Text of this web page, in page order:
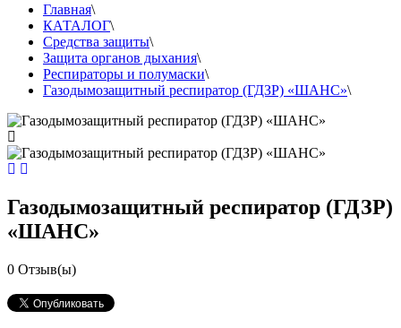
Главная\
КАТАЛОГ\
Средства защиты\
Защита органов дыхания\
Респираторы и полумаски\
Газодымозащитный респиратор (ГДЗР) «ШАНС»\
Газодымозащитный респиратор (ГДЗР)
«ШАНС»
0 Отзыв(ы)